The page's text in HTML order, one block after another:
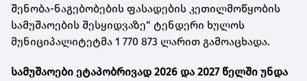
შენობა-ნაგებობების ფასადების კეთილმოწყობის
სამუშაოების შესყიდვაზე“ ტენდერი ხულოს
მუნიციპალიტეტმა 1 770 873 ლარით გამოაცხადა.
სამუშაოები ეტაპობრივად 2026 და 2027 წელში უნდა